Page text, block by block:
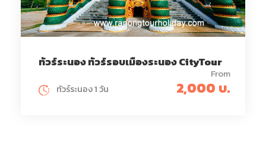
ทัวร์ระนอง ทัวร์รอบเมืองระนอง CityTour
From
2,000 บ.
ทัวร์ระนอง 1 วัน